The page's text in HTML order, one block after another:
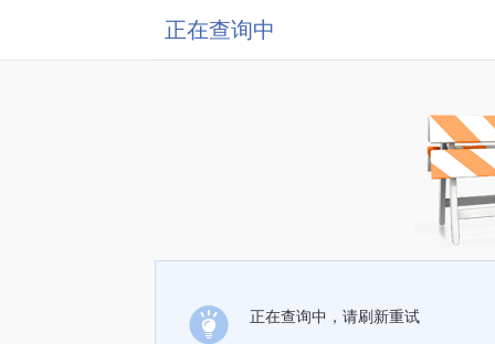
正在查询中
正在查询中，请刷新重试